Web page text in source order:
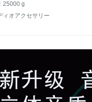
25000 g
ィオアクセサリー